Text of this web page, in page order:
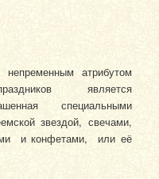
атрибутом
является
специальными
звездой, свечами,
и конфетами, или её